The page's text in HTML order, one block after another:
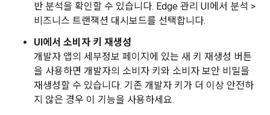
반 분석을 확인할 수 있습니다. Edge 관리 UI에서 분석 >
비즈니스 트랜잭션 대시보드를 선택합니다.
UI에서 소비자 키 재생성
개발자 앱의 세부정보 페이지에 있는 새 키 재생성 버튼
을 사용하면 개발자의 소비자 키와 소비자 보안 비밀을
재생성할 수 있습니다. 기존 개발자 키가 더 이상 안전하
지 않은 경우 이 기능을 사용하세요.